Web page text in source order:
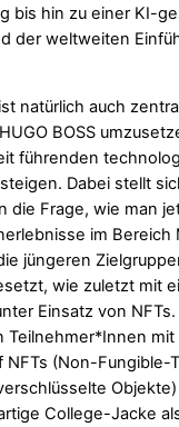
bis hin zu einer KI-
der weltweiten
natürlich auch
BOSS
führenden
Dabei stellt
die Frage, wie man
im
jüngeren
wie zuletzt mit
Einsatz von
Teilnehmer*Innen
NFTs (Non-Fungible-
College-Jacke